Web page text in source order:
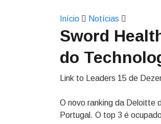
Início Notícias
Sword
do
Link to Leaders 15 de
O novo ranking da Deloitte
Portugal. O top 3 é